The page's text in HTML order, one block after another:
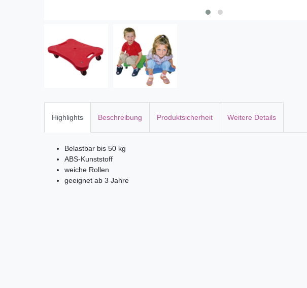
Highlights Beschreibung Produktsicherheit Weitere Details
Belastbar bis 50 kg
ABS-Kunststoff
weiche Rollen
geeignet ab 3 Jahre